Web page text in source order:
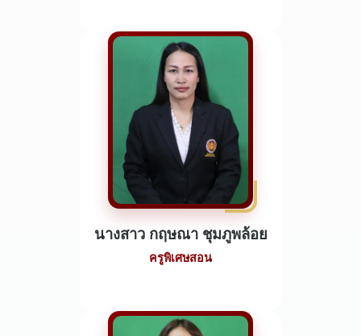
นางสาว กฤษณา ชุมภูพล้อย
ครูพิเศษสอน